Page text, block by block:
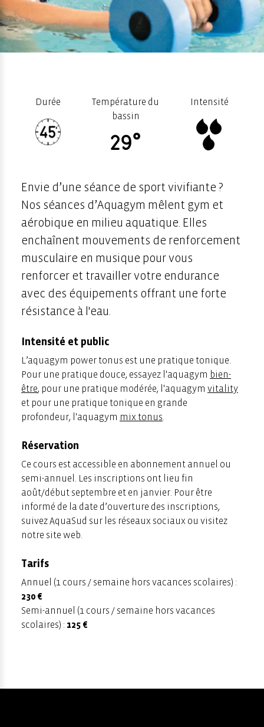
Durée
Température du
bassin
Intensité
Envie d’une séance de sport vivifiante ?
Nos séances d’Aquagym mêlent gym et
aérobique en milieu aquatique. Elles
enchaînent mouvements de renforcement
musculaire en musique pour vous
renforcer et travailler votre endurance
avec des équipements offrant une forte
résistance à l'eau.
Intensité et public
L’aquagym power tonus est une pratique tonique.
Pour une pratique douce, essayez l'aquagym bien-
être, pour une pratique modérée, l'aquagym vitality
et pour une pratique tonique en grande
profondeur, l'aquagym mix tonus.
Réservation
Ce cours est accessible en abonnement annuel ou
semi-annuel. Les inscriptions ont lieu fin
août/début septembre et en janvier. Pour être
informé de la date d’ouverture des inscriptions,
suivez AquaSud sur les réseaux sociaux ou visitez
notre site web.
Tarifs
Annuel (1 cours / semaine hors vacances scolaires) :
230 €
Semi-annuel (1 cours / semaine hors vacances
scolaires) : 125 €